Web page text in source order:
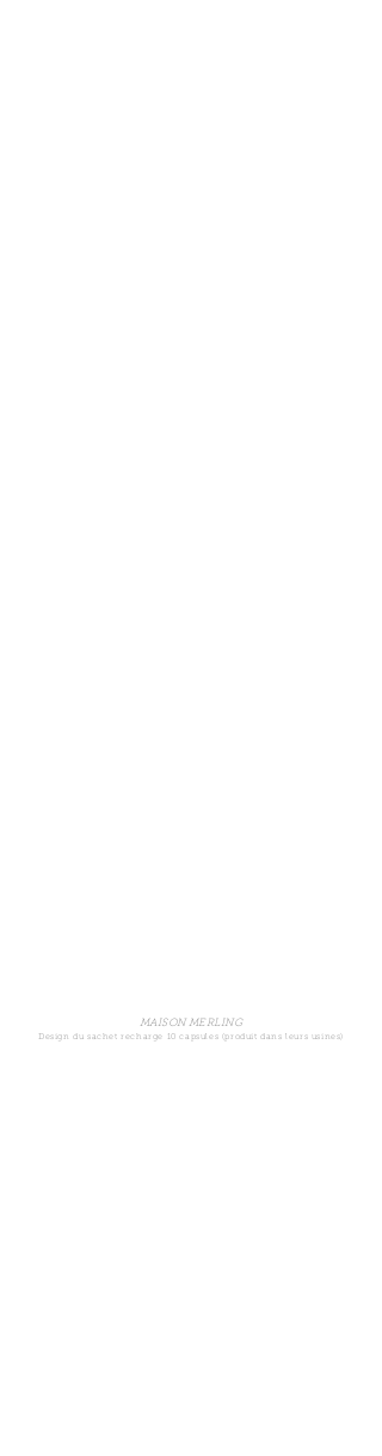
MAISON MERLING
Design du sachet recharge 10 capsules (produit dans leurs usines)